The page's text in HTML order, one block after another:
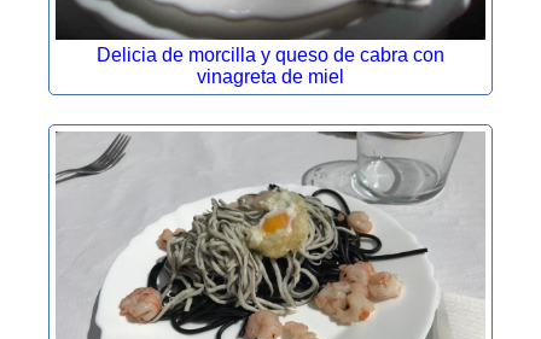
Delicia de morcilla y queso de cabra con
vinagreta de miel